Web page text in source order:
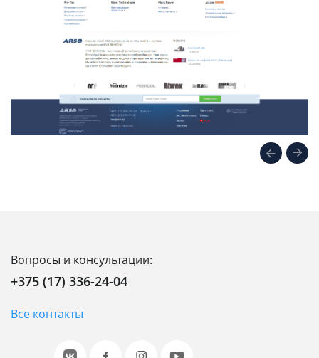
Вопросы и консультации:
+375 (17) 336-24-04
Все контакты